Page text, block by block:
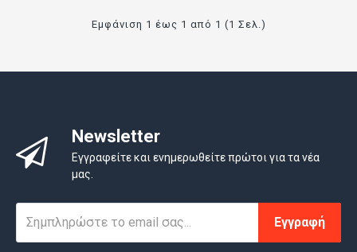
Εμφάνιση 1 έως 1 από 1 (1 Σελ.)
Newsletter
Εγγραφείτε και ενημερωθείτε πρώτοι για τα νέα
μας.
Εγγραφή